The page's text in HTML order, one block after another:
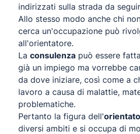
indirizzati sulla strada da
Allo stesso modo anche chi
cerca un'occupazione può
all'orientatore.
La consulenza può essere
già un impiego ma vorrebbe
da dove iniziare, così come a
lavoro a causa di malattie,
problematiche.
Pertanto la figura dell'
diversi ambiti e si occupa di